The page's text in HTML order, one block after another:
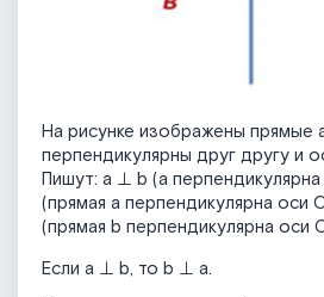
На рисунке изображены прямые
перпендикулярны друг другу и
Пишут: a ⊥ b (а
(прямая a перпендикулярна оси
(прямая b перпендикулярна оси
Если a ⊥ b, то b ⊥ a.